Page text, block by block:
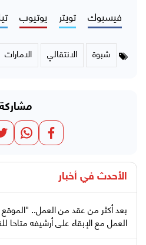
فيسبوك تويتر يوتيوب
شبوة الانتقالي الامارات
الأحدث في أخبار
بعد أكثر من عقد من العمل..
العمل مع الإبقاء على أرشيفه متاحا